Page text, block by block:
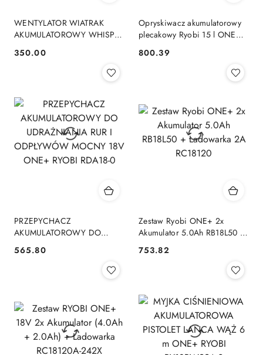
WENTYLATOR WIATRAK
AKUMULATOROWY WHISPER
RF18-0
Cena:
350.00
Opryskiwacz akumulatorowy
plecakowy Ryobi 15 l ONE+
Cena:
800.39
PRZEPYCHACZ
AKUMULATOROWY DO
ODPŁYWÓW MOCNY 18V
Cena:
565.80
Zestaw Ryobi ONE+ 2x
Akumulator 5.0Ah RB18L50 +
Cena:
753.82